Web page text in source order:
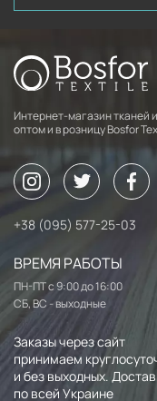
Интернет-магазин тканей
оптом и в розницу Bosfor
+38 (095) 577-25-03
ВРЕМЯ РАБОТЫ
ПН-ПТ с 9:00 до 16:00
СБ, ВС - выходные
Заказы через сайт
принимаем
и без выходных.
по всей Украине